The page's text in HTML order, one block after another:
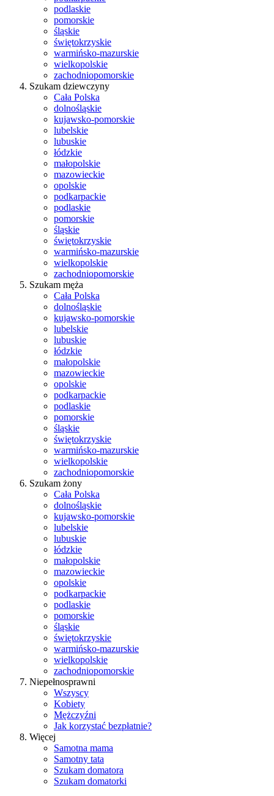
podlaskie
pomorskie
śląskie
świętokrzyskie
warmińsko-mazurskie
wielkopolskie
zachodniopomorskie
Szukam dziewczyny
Cała Polska
dolnośląskie
kujawsko-pomorskie
lubelskie
lubuskie
łódzkie
małopolskie
mazowieckie
opolskie
podkarpackie
podlaskie
pomorskie
śląskie
świętokrzyskie
warmińsko-mazurskie
wielkopolskie
zachodniopomorskie
Szukam męża
Cała Polska
dolnośląskie
kujawsko-pomorskie
lubelskie
lubuskie
łódzkie
małopolskie
mazowieckie
opolskie
podkarpackie
podlaskie
pomorskie
śląskie
świętokrzyskie
warmińsko-mazurskie
wielkopolskie
zachodniopomorskie
Szukam żony
Cała Polska
dolnośląskie
kujawsko-pomorskie
lubelskie
lubuskie
łódzkie
małopolskie
mazowieckie
opolskie
podkarpackie
podlaskie
pomorskie
śląskie
świętokrzyskie
warmińsko-mazurskie
wielkopolskie
zachodniopomorskie
Niepełnosprawni
Wszyscy
Kobiety
Mężczyźni
Jak korzystać bezpłatnie?
Więcej
Samotna mama
Samotny tata
Szukam domatora
Szukam domatorki